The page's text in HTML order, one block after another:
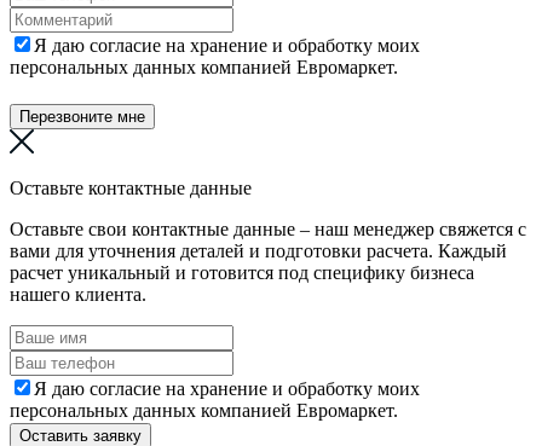
Я даю согласие на хранение и обработку моих
персональных данных компанией Евромаркет.
Перезвоните мне
Оставьте контактные данные
Оставьте свои контактные данные – наш менеджер свяжется с
вами для уточнения деталей и подготовки расчета. Каждый
расчет уникальный и готовится под специфику бизнеса
нашего клиента.
Я даю согласие на хранение и обработку моих
персональных данных компанией Евромаркет.
Оставить заявку